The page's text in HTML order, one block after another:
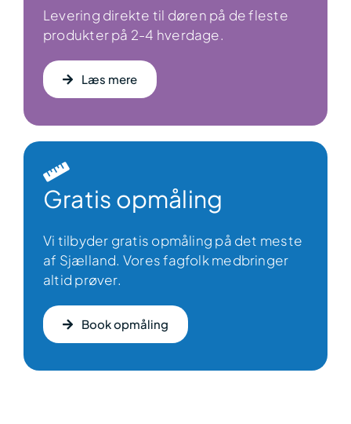
Levering direkte til døren på de fleste
produkter på 2-4 hverdage.
Læs mere
Gratis opmåling
Vi tilbyder gratis opmåling på det meste
af Sjælland. Vores fagfolk medbringer
altid prøver.
Book opmåling